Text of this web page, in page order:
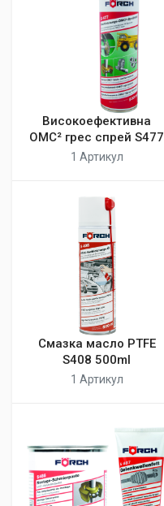
Високоефективна
OMC² грес спрей S477
1 Артикул
Смазка масло PTFE
S408 500ml
1 Артикул